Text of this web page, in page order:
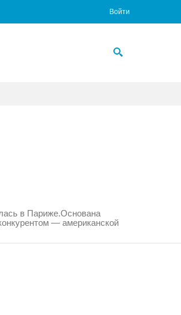
Войти
в Париже.Основана
— американской